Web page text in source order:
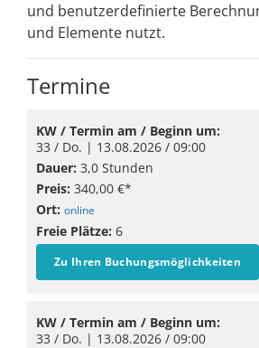
und benutzerdefinierte
und Elemente nutzt.
Termine
KW / Termin am / Beginn um:
33 / Do. | 13.08.2026 / 09:00
Dauer: 3,0 Stunden
Preis: 340,00 €*
Ort: online
Freie Plätze: 6
Zu Ihren Buchungsmöglichkeiten
KW / Termin am / Beginn um:
33 / Do. | 13.08.2026 / 09:00